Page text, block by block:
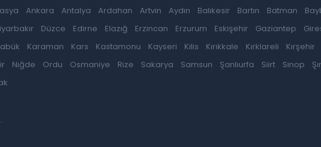
Ankara Antalya Ardahan Artvin Aydın Balıkesir Bartın Batman
Düzce Edirne Elazığ Erzincan Erzurum Eskişehir Gaziantep
Karaman Kars Kastamonu Kayseri Kilis Kırıkkale Kırklareli Kırşehir
Niğde Ordu Osmaniye Rize Sakarya Samsun Şanlıurfa Siirt Sinop